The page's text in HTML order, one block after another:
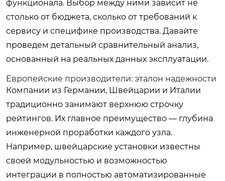
функционала. Выбор между ними зависит не
столько от бюджета, сколько от требований к
сервису и специфике производства. Давайте
проведем детальный сравнительный анализ,
основанный на реальных данных эксплуатации.
Европейские производители: эталон надежности
Компании из Германии, Швейцарии и Италии
традиционно занимают верхнюю строчку
рейтингов. Их главное преимущество — глубина
инженерной проработки каждого узла.
Например, швейцарские установки известны
своей модульностью и возможностью
интеграции в полностью автоматизированные